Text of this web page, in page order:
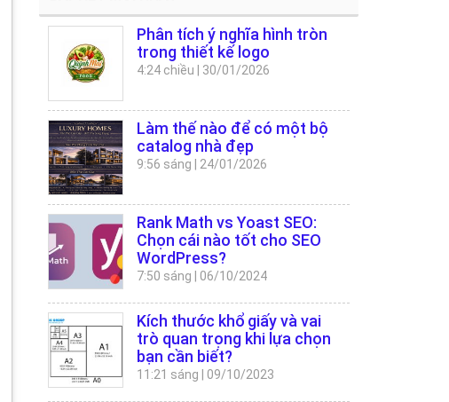
Phân tích ý nghĩa hình tròn
trong thiết kế logo
4:24 chiều 30/01/2026
Làm thế nào để có một bộ
catalog nhà đẹp
9:56 sáng 24/01/2026
Rank Math vs Yoast SEO:
Chọn cái nào tốt cho SEO
WordPress?
7:50 sáng 06/10/2024
Kích thước khổ giấy và vai
trò quan trọng khi lựa chọn
bạn cần biết?
11:21 sáng 09/10/2023